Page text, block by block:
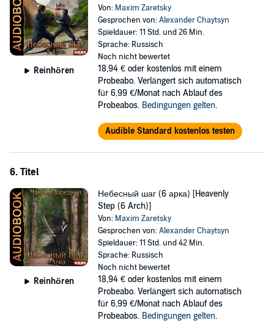
Reinhören
Von: Maxim Zaretsky
Gesprochen von:Alexander Chaytsyn
Spieldauer: 11 Std. und 26 Min.
Sprache: Russisch
Noch nicht bewertet
18,94 € oder kostenlos mit einem
Probeabo. Verlängert sich automatisch
für 6,99 €/Monat nach Ablauf des
Probeabos. Bedingungen gelten.
Audible Standard kostenlos testen
6. Titel
Reinhören
Небесный шаг (6 арка) [Heavenly
Step (6 Arch)]
Von: Maxim Zaretsky
Gesprochen von:Alexander Chaytsyn
Spieldauer: 11 Std. und 42 Min.
Sprache: Russisch
Noch nicht bewertet
18,94 € oder kostenlos mit einem
Probeabo. Verlängert sich automatisch
für 6,99 €/Monat nach Ablauf des
Probeabos. Bedingungen gelten.